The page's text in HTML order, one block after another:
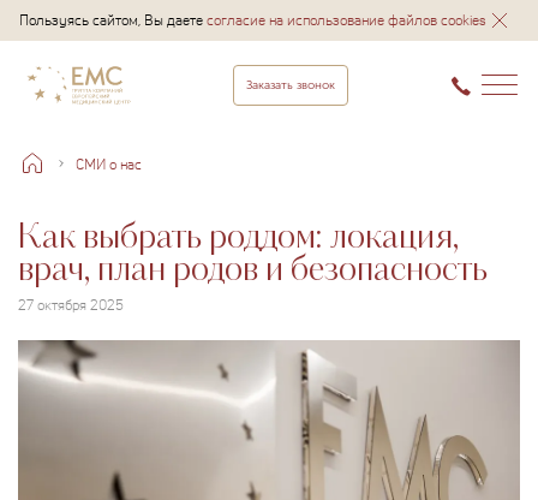
Пользуясь сайтом, Вы даетесогласие на использование файлов cookies
Заказать звонок
СМИ о нас
Как выбрать роддом: локация,
врач, план родов и безопасность
27 октября 2025